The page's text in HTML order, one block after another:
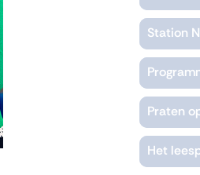
Station
Praten
Het